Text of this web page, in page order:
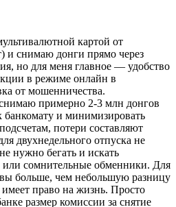
картой от
и снимаю донги прямо через
но для меня главное — удобство
в режиме онлайн в
от мошенничества.
примерно 2-3 млн донгов
банкомату и минимизировать
потери составляют
двухнедельного отпуска не
нужно бегать и искать
сомнительные обменники. Для
больше, чем небольшую разницу
имеет право на жизнь. Просто
размер комиссии за снятие